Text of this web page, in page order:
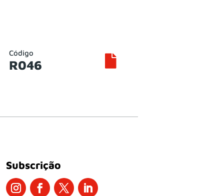
Código
R046 
Subscrição